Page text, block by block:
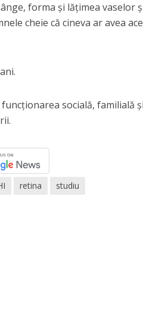
forma și lățimea vaselor
cheie că cineva ar avea
socială, familială și
retina studiu